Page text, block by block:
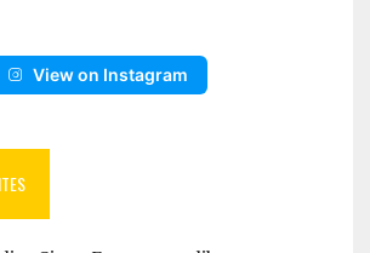
View on Instagram